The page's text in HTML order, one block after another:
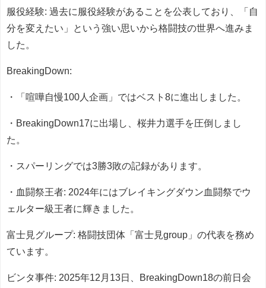
服役経験: 過去に服役経験があることを公表しており、「自
分を変えたい」という強い思いから格闘技の世界へ進みま
した。
BreakingDown:
・「喧嘩自慢100人企画」ではベスト8に進出しました。
・BreakingDown17に出場し、桜井力選手を圧倒しまし
た。
・スパーリングでは3勝3敗の記録があります。
・血闘祭王者: 2024年にはブレイキングダウン血闘祭でウ
ェルター級王者に輝きました。
富士見グループ: 格闘技団体「富士見group」の代表を務め
ています。
ビンタ事件: 2025年12月13日、BreakingDown18の前日会